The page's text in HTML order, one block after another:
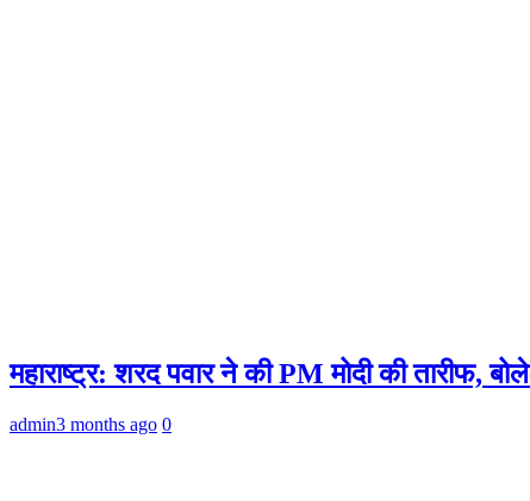
महाराष्ट्र: शरद पवार ने की PM मोदी की तारीफ,
admin3 months ago 0